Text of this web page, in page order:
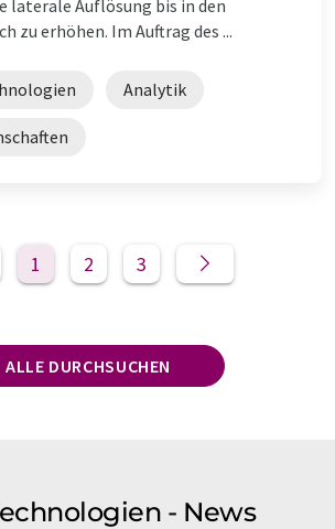
laterale Auflösung bis in den
zu erhöhen. Im Auftrag des ...
Analytik
1 2 3
ALLE DURCHSUCHEN
- News